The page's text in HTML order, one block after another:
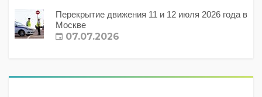
Перекрытие движения 11 и 12 июля 2026 года в
Москве
07.07.2026